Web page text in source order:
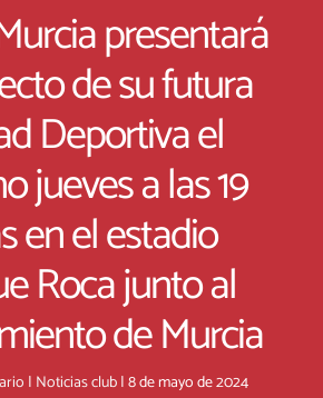
presentará
de su futura
Deportiva el
jueves a las 19
en el estadio
Roca junto al
de Murcia
| Noticias club|8 de mayo de 2024